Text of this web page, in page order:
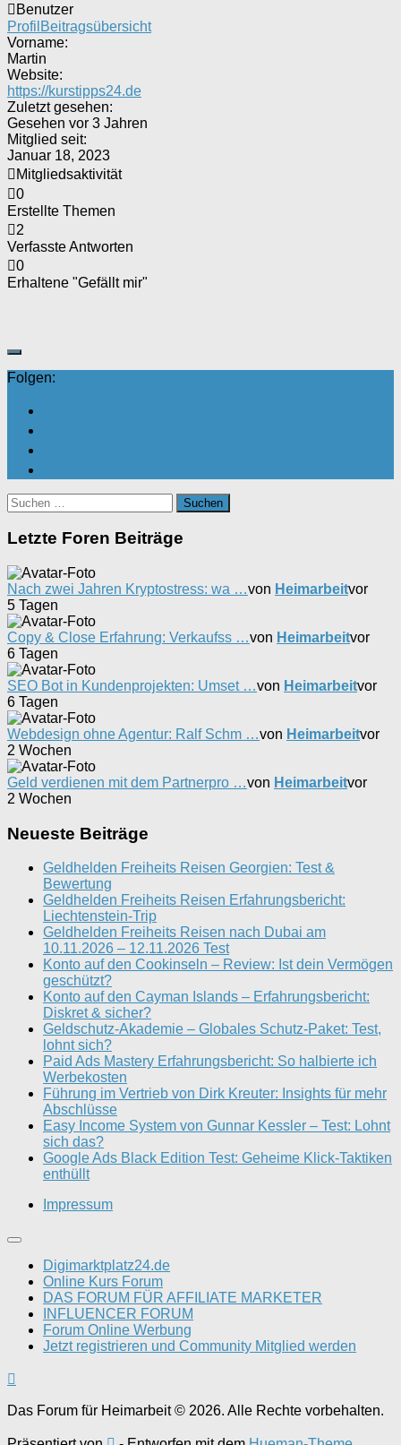
Benutzer
Profil Beitragsübersicht
Vorname:
Martin
Website:
https://kurstipps24.de
Zuletzt gesehen:
Gesehen vor 3 Jahren
Mitglied seit:
Januar 18, 2023
Mitgliedsaktivität
0
Erstellte Themen
2
Verfasste Antworten
0
Erhaltene "Gefällt mir"
Folgen:
Suchen
nach:
Letzte Foren Beiträge
Nach zwei Jahren Kryptostress: wa …von Heimarbeitvor
5 Tagen
Copy & Close Erfahrung: Verkaufss …von Heimarbeitvor
6 Tagen
SEO Bot in Kundenprojekten: Umset …von Heimarbeitvor
6 Tagen
Webdesign ohne Agentur: Ralf Schm …von Heimarbeitvor
2 Wochen
Geld verdienen mit dem Partnerpro …von Heimarbeitvor
2 Wochen
Neueste Beiträge
Geldhelden Freiheits Reisen Georgien: Test &
Bewertung
Geldhelden Freiheits Reisen Erfahrungsbericht:
Liechtenstein-Trip
Geldhelden Freiheits Reisen nach Dubai am
10.11.2026 – 12.11.2026 Test
Konto auf den Cookinseln – Review: Ist dein Vermögen
geschützt?
Konto auf den Cayman Islands – Erfahrungsbericht:
Diskret & sicher?
Geldschutz-Akademie – Globales Schutz-Paket: Test,
lohnt sich?
Paid Ads Mastery Erfahrungsbericht: So halbierte ich
Werbekosten
Führung im Vertrieb von Dirk Kreuter: Insights für mehr
Abschlüsse
Easy Income System von Gunnar Kessler – Test: Lohnt
sich das?
Google Ads Black Edition Test: Geheime Klick-Taktiken
enthüllt
Impressum
Digimarktplatz24.de
Online Kurs Forum
DAS FORUM FÜR AFFILIATE MARKETER
INFLUENCER FORUM
Forum Online Werbung
Jetzt registrieren und Community Mitglied werden
Das Forum für Heimarbeit © 2026. Alle Rechte vorbehalten.